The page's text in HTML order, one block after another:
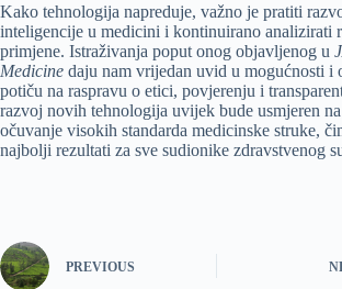
Kako tehnologija napreduje, važno je pratiti
inteligencije u medicini i kontinuirano analizirati
primjene. Istraživanja poput onog objavljenog u
Medicine daju nam vrijedan uvid u mogućnosti i
potiču na raspravu o etici, povjerenju i
razvoj novih tehnologija uvijek bude usmjeren
očuvanje visokih standarda medicinske struke,
najbolji rezultati za sve sudionike zdravstvenog
PREVIOUS